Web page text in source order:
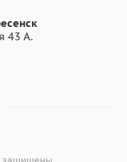
43 А.